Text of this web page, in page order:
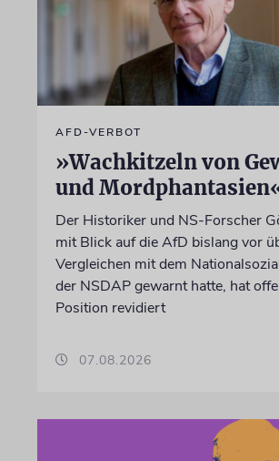
AFD-VERBOT
»Wachkitzeln von
und
Der Historiker und NS-Forscher
mit Blick auf die AfD bislang vor
Vergleichen mit dem
der NSDAP gewarnt hatte, hat
Position revidiert
07.08.2026